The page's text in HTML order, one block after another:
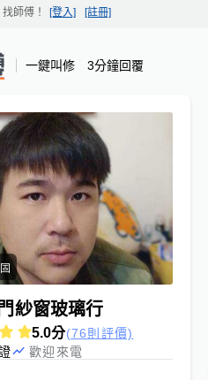
找師傅 ！ [登入] [註冊]
一鍵叫修 3分鐘回覆
紗窗玻璃行
5.0分(76則評價)
歡迎來電